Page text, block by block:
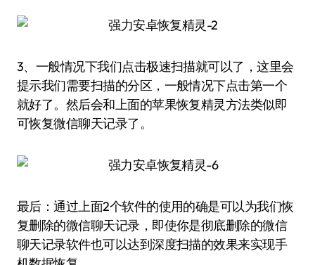
3、一般情况下我们点击极速扫描就可以了，这里会
提示我们需要扫描的分区，一般情况下点击第一个
就好了。然后会和上面的苹果恢复精灵方法类似即
可恢复微信聊天记录了。
最后：通过上面2个软件的使用的确是可以为我们恢
复删除的微信聊天记录，即使你是彻底删除的微信
聊天记录软件也可以达到深度扫描的效果来实现手